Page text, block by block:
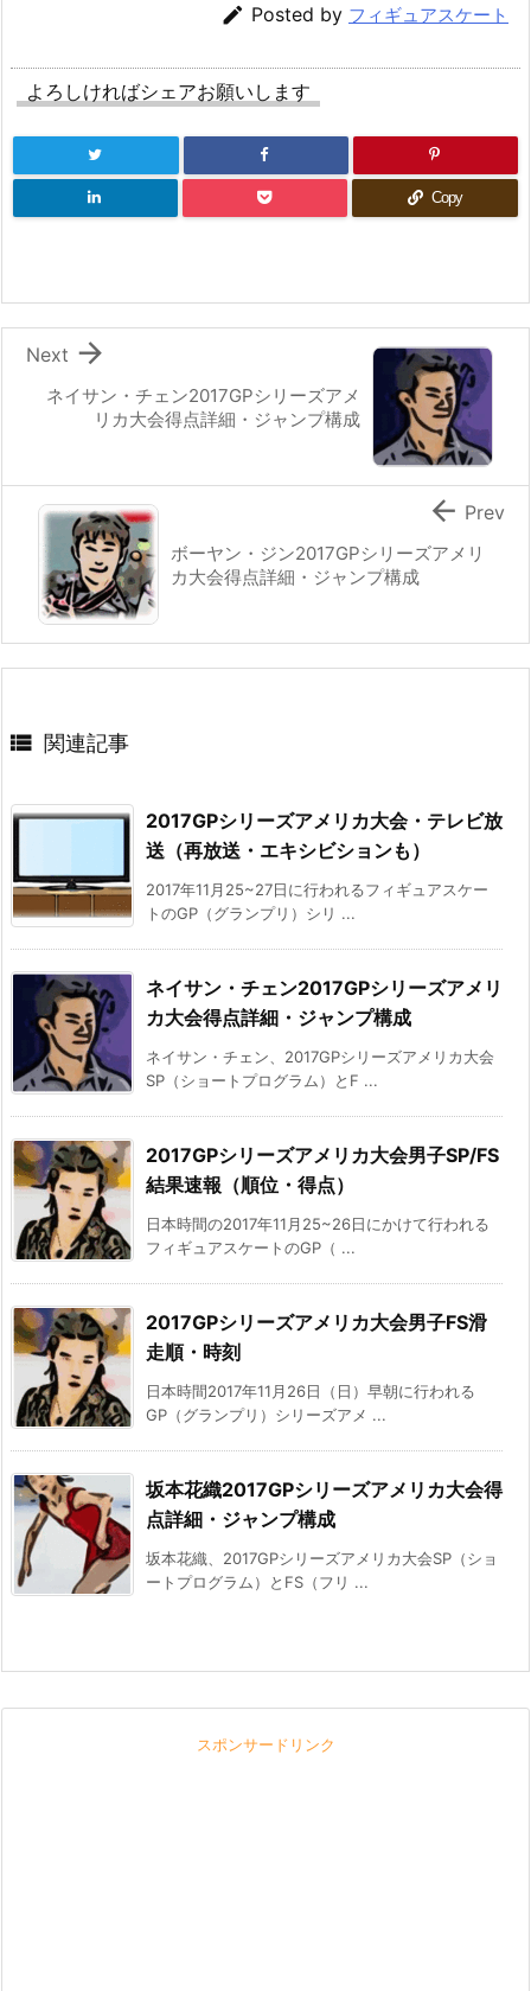
 Posted by フィギュアスケート
よろしければシェアお願いします
Copy
ネイサン・チェン2017GPシリーズアメ
リカ大会得点詳細・ジャンプ構成

Next
ボーヤン・ジン2017GPシリーズアメリ
カ大会得点詳細・ジャンプ構成
 Prev
 関連記事
2017GPシリーズアメリカ大会・テレビ放
送（再放送・エキシビションも）
2017年11月25~27日に行われるフィギュアスケー
トのGP（グランプリ）シリ ...
ネイサン・チェン2017GPシリーズアメリ
カ大会得点詳細・ジャンプ構成
ネイサン・チェン、2017GPシリーズアメリカ大会
SP（ショートプログラム）とF ...
2017GPシリーズアメリカ大会男子SP/FS
結果速報（順位・得点）
日本時間の2017年11月25~26日にかけて行われる
フィギュアスケートのGP（ ...
2017GPシリーズアメリカ大会男子FS滑
走順・時刻
日本時間2017年11月26日（日）早朝に行われる
GP（グランプリ）シリーズアメ ...
坂本花織2017GPシリーズアメリカ大会得
点詳細・ジャンプ構成
坂本花織、2017GPシリーズアメリカ大会SP（ショ
ートプログラム）とFS（フリ ...
スポンサードリンク